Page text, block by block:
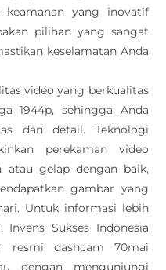
yang inovatif
pilihan yang sangat
keselamatan Anda
video yang berkualitas
1944p, sehingga Anda
dan detail. Teknologi
perekaman video
atau gelap dengan baik,
gambar yang
Untuk informasi lebih
Sukses Indonesia
resmi dashcam 70mai
dengan mengunjungi